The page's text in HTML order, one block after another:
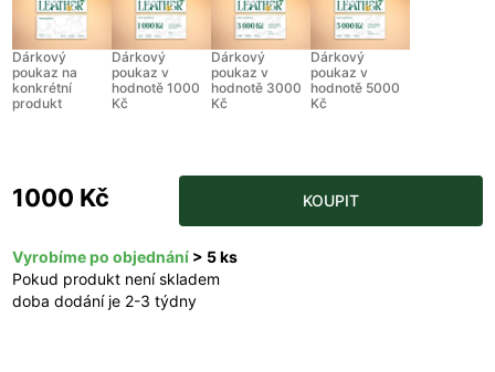
Dárkový
poukaz na
konkrétní
produkt
Dárkový
poukaz v
hodnotě 1000
Kč
Dárkový
poukaz v
hodnotě 3000
Kč
Dárkový
poukaz v
hodnotě 5000
Kč
1000 Kč KOUPIT
Vyrobíme po objednání > 5 ks
Pokud produkt není skladem
doba dodání je 2-3 týdny